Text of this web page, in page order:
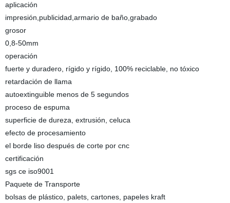
aplicación
impresión,publicidad,armario de baño,grabado
grosor
0,8-50mm
operación
fuerte y duradero, rígido y rígido, 100% reciclable, no tóxico
retardación de llama
autoextinguible menos de 5 segundos
proceso de espuma
superficie de dureza, extrusión, celuca
efecto de procesamiento
el borde liso después de corte por cnc
certificación
sgs ce iso9001
Paquete de Transporte
bolsas de plástico, palets, cartones, papeles kraft